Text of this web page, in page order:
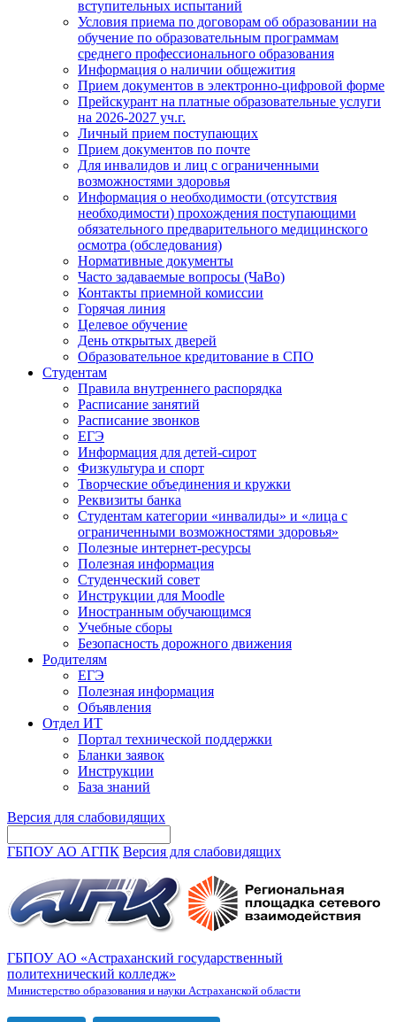
вступительных испытаний
Условия приема по договорам об образовании на
обучение по образовательным программам
среднего профессионального образования
Информация о наличии общежития
Прием документов в электронно-цифровой форме
Прейскурант на платные образовательные услуги
на 2026-2027 уч.г.
Личный прием поступающих
Прием документов по почте
Для инвалидов и лиц с ограниченными
возможностями здоровья
Информация о необходимости (отсутствия
необходимости) прохождения поступающими
обязательного предварительного медицинского
осмотра (обследования)
Нормативные документы
Часто задаваемые вопросы (ЧаВо)
Контакты приемной комиссии
Горячая линия
Целевое обучение
День открытых дверей
Образовательное кредитование в СПО
Студентам
Правила внутреннего распорядка
Расписание занятий
Расписание звонков
ЕГЭ
Информация для детей-сирот
Физкультура и спорт
Творческие объединения и кружки
Реквизиты банка
Студентам категории «инвалиды» и «лица с
ограниченными возможностями здоровья»
Полезные интернет-ресурсы
Полезная информация
Студенческий совет
Инструкции для Moodle
Иностранным обучающимся
Учебные сборы
Безопасность дорожного движения
Родителям
ЕГЭ
Полезная информация
Объявления
Отдел ИТ
Портал технической поддержки
Бланки заявок
Инструкции
База знаний
Версия для слабовидящих
ГБПОУ АО АГПК Версия для слабовидящих
ГБПОУ АО «Астраханский государственный
политехнический колледж»
Министерство образования и науки Астраханской области